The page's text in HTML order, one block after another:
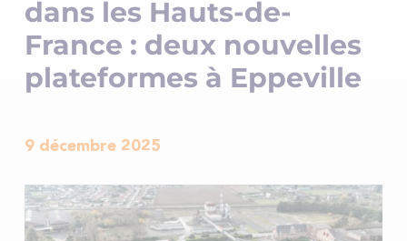
dans les Hauts-de-
France : deux nouvelles
plateformes à Eppeville
9 décembre 2025